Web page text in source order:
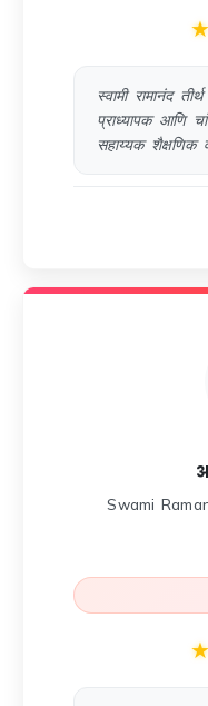
★
स्वामी रामानंद
प्राध्यापक आणि
सहाय्यक शैक्षणिक
Swami
★